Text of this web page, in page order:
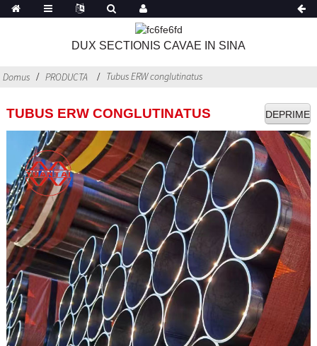
DUX SECTIONIS CAVAE IN SINA
Domus PRODUCTA Tubus ERW conglutinatus
TUBUS ERW CONGLUTINATUS DEPRIME